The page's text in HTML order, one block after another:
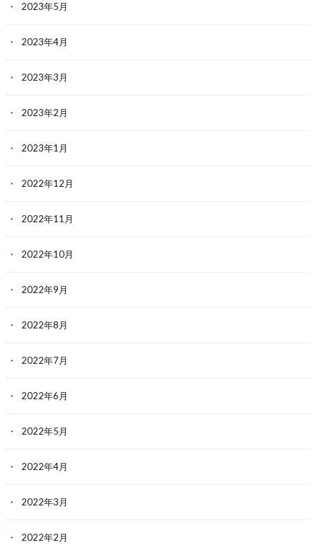
2023年5月
2023年4月
2023年3月
2023年2月
2023年1月
2022年12月
2022年11月
2022年10月
2022年9月
2022年8月
2022年7月
2022年6月
2022年5月
2022年4月
2022年3月
2022年2月